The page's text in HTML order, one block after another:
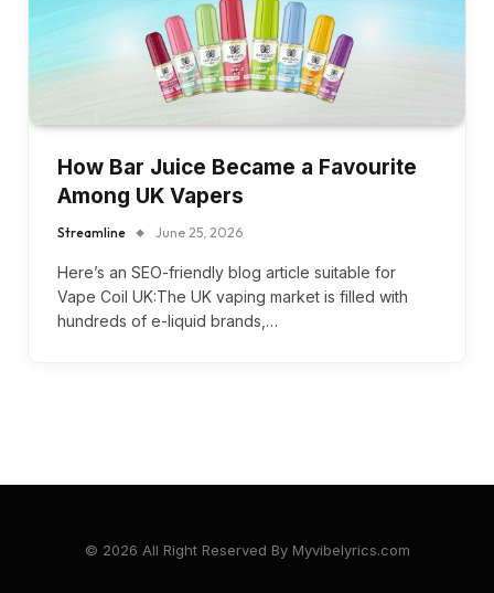
How Bar Juice Became a Favourite
Among UK Vapers
Streamline June 25, 2026
Here’s an SEO-friendly blog article suitable for
Vape Coil UK:The UK vaping market is filled with
hundreds of e-liquid brands,…
© 2026 All Right Reserved By Myvibelyrics.com